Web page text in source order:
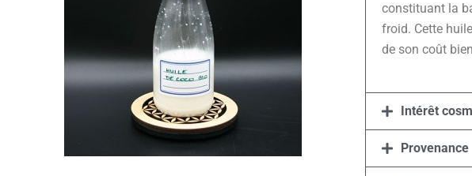
constituant la
froid. Cette
de son coût
Intérêt
Provenance